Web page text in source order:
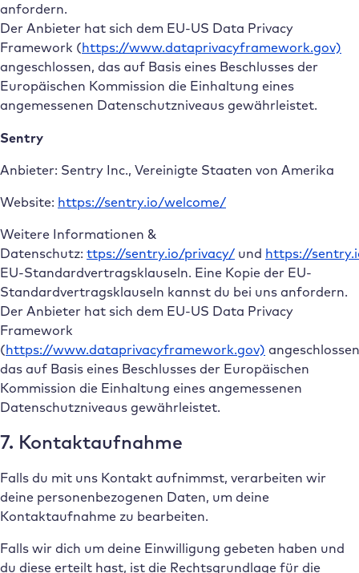
anfordern.
Der Anbieter hat sich dem EU-US Data Privacy
Framework (https://www.dataprivacyframework.gov)
angeschlossen, das auf Basis eines Beschlusses der
Europäischen Kommission die Einhaltung eines
angemessenen Datenschutzniveaus gewährleistet.
Sentry
Anbieter: Sentry Inc., Vereinigte Staaten von Amerika
Website: https://sentry.io/welcome/
Weitere Informationen &
Datenschutz: ttps://sentry.io/privacy/ und https://
EU-Standardvertragsklauseln. Eine Kopie der EU-
Standardvertragsklauseln kannst du bei uns anfordern.
Der Anbieter hat sich dem EU-US Data Privacy
Framework
(https://www.dataprivacyframework.gov)
das auf Basis eines Beschlusses der Europäischen
Kommission die Einhaltung eines angemessenen
Datenschutzniveaus gewährleistet.
7. Kontaktaufnahme
Falls du mit uns Kontakt aufnimmst, verarbeiten wir
deine personenbezogenen Daten, um deine
Kontaktaufnahme zu bearbeiten.
Falls wir dich um deine Einwilligung gebeten haben und
du diese erteilt hast, ist die Rechtsgrundlage für die